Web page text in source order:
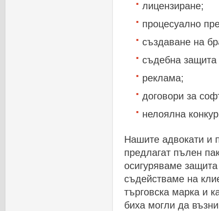
лицензиране;
процесуално
създаване на
съдебна защита
реклама;
договори за
нелоялна
Нашите адвокати и
предлагат пълен
осигуряваме защита
съдействаме на
търговска марка и
биха могли да